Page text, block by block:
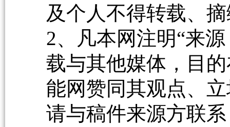
及个人不得转载、
2、凡本网注明“来
载与其他媒体，目
能网赞同其观点、
请与稿件来源方联